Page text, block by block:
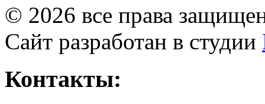
© 2026 все права
Сайт разработан в студии
Контакты: